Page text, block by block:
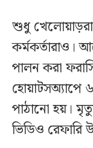
শুধু
কর্মকর্তারাও।
পালন করা
হোয়াটসঅ্যাপে
পাঠানো হয়।
ভিডিও রেফারি